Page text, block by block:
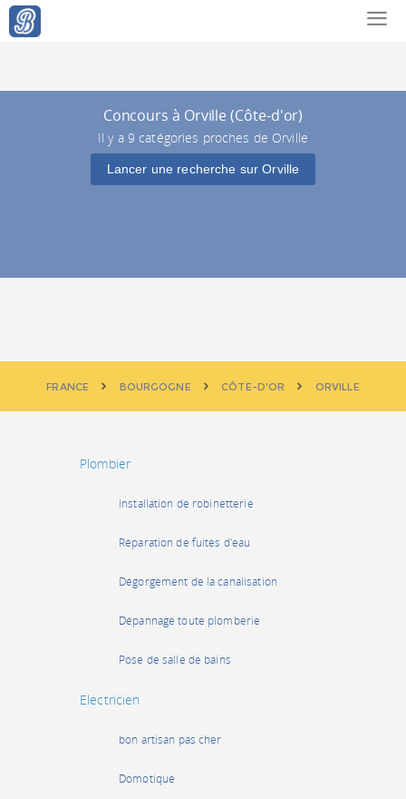
Concours à Orville (Côte-d'or)
Il y a 9 catégories proches de Orville
Lancer une recherche sur Orville
FRANCE BOURGOGNE CÔTE-D'OR ORVILLE
Plombier
Installation de robinetterie
Réparation de fuites d'eau
Dégorgement de la canalisation
Dépannage toute plomberie
Pose de salle de bains
Electricien
bon artisan pas cher
Domotique